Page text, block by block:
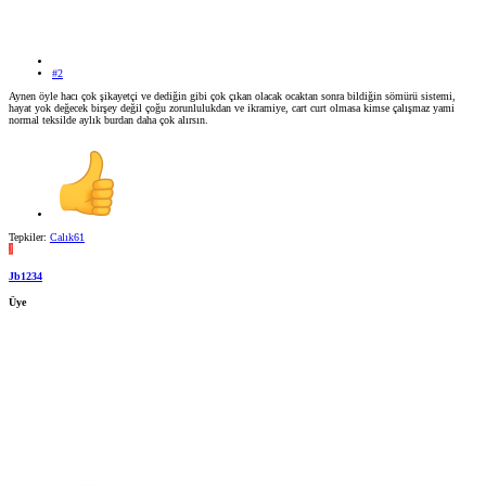
#2
Aynen öyle hacı çok şikayetçi ve dediğin gibi çok çıkan olacak ocaktan sonra bildiğin sömürü sistemi,
hayat yok değecek birşey değil çoğu zorunlulukdan ve ikramiye, cart curt olmasa kimse çalışmaz yami
normal teksilde aylık burdan daha çok alırsın.
Tepkiler: Calık61
J
Jb1234
Üye